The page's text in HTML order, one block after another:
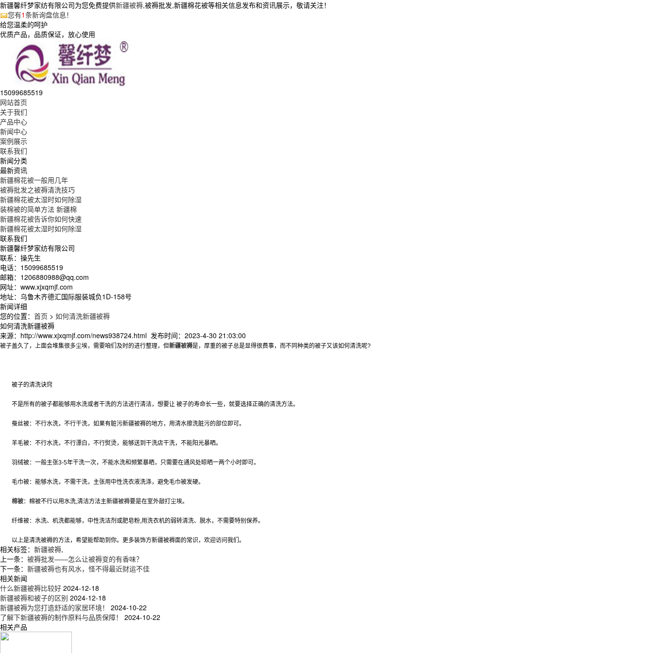
新疆馨纤梦家纺有限公司为您免费提供新疆被褥,被褥批发,新疆棉花被等相关信息发布和资讯展示，敬请关注！
您有1条新询盘信息！
给您温柔的呵护
优质产品，品质保证，放心使用
15099685519
网站首页
关于我们
产品中心
新闻中心
案例展示
联系我们
新闻分类
最新资讯
新疆棉花被一般用几年
被褥批发之被褥清洗技巧
新疆棉花被太湿时如何除湿
装棉被的简单方法 新疆棉
新疆棉花被告诉你如何快速
新疆棉花被太湿时如何除湿
联系我们
新疆馨纤梦家纺有限公司
联系：操先生
电话：15099685519
邮箱：1206880988@qq.com
网址：www.xjxqmjf.com
地址：乌鲁木齐德汇国际服装城负1D-158号
新闻详细
您的位置： 首页 > 如何清洗新疆被褥
如何清洗新疆被褥
来源：http://www.xjxqmjf.com/news938724.html 发布时间：2023-4-30 21:03:00
被子盖久了，上面会堆集很多尘埃，需要咱们及时的进行整理，但新疆被褥是，厚重的被子总是显得很费事，而不同种类的被子又该如何清洗呢?
被子的清洗诀窍
不是所有的被子都能够用水洗或者干洗的方法进行清洁，想要让 被子的寿命长一些，就要选择正确的清洗方法。
蚕丝被：不行水洗，不行干洗，如果有脏污新疆被褥的地方，用清水擦洗脏污的部位即可。
羊毛被：不行水洗，不行漂白，不行熨烫，能够送到干洗店干洗，不能阳光暴晒。
羽绒被：一般主张3-5年干洗一次，不能水洗和频繁暴晒，只需要在通风处晾晒一两个小时即可。
毛巾被：能够水洗，不需干洗，主张用中性洗衣液洗涤，避免毛巾被发硬。
棉被：棉被不行以用水洗,清洁方法主新疆被褥要是在室外敲打尘埃。
纤维被：水洗、机洗都能够，中性洗洁剂或肥皂粉,用洗衣机的弱转清洗、脱水，不需要特别保养。
以上是清洗被褥的方法，希望能帮助到你。更多装饰方新疆被褥面的常识，欢迎访问我们。
相关标签： 新疆被褥,
上一条： 被褥批发——怎么让被褥变的有香味？
下一条： 新疆被褥也有风水，怪不得最近财运不佳
相关新闻
什么新疆被褥比较好 2024-12-18
新疆被褥和被子的区别 2024-12-18
新疆被褥为您打造舒适的家居环境！
2024-10-22
了解下新疆被褥的制作原料与品质保障！
2024-10-22
相关产品